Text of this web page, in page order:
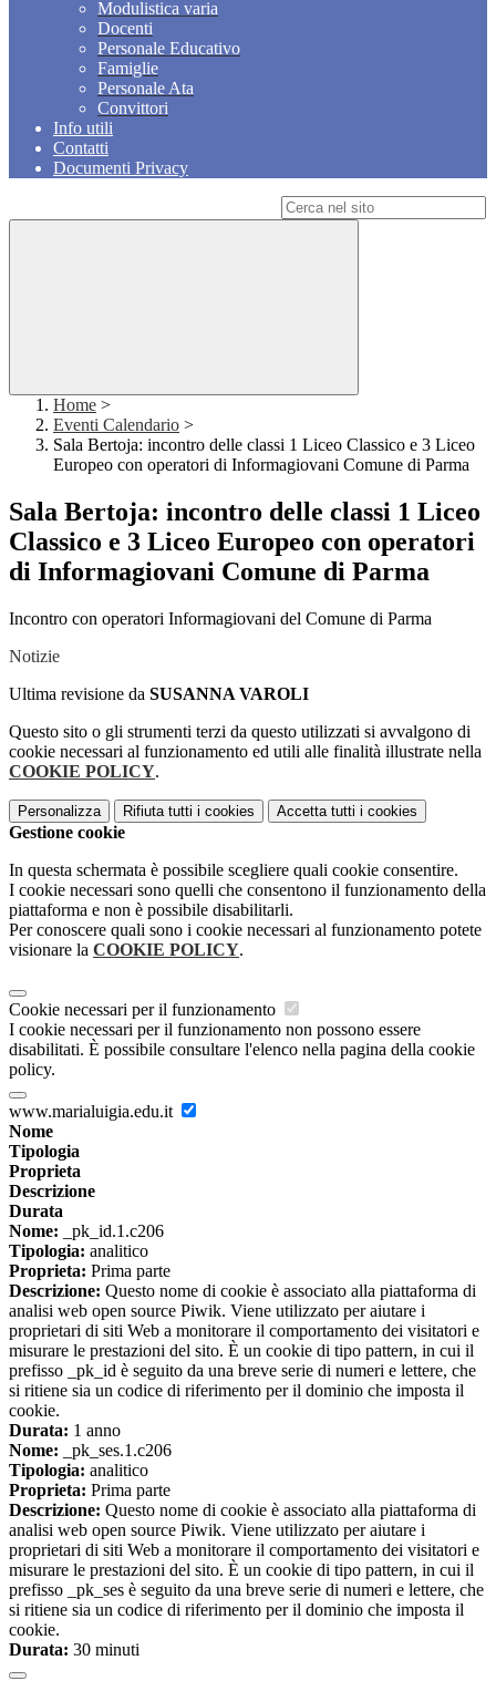
Modulistica varia
Docenti
Personale Educativo
Famiglie
Personale Ata
Convittori
Info utili
Contatti
Documenti Privacy
Home >
Eventi Calendario >
Sala Bertoja: incontro delle classi 1 Liceo Classico e 3 Liceo
Europeo con operatori di Informagiovani Comune di Parma
Sala Bertoja: incontro delle classi 1 Liceo
Classico e 3 Liceo Europeo con operatori
di Informagiovani Comune di Parma
Incontro con operatori Informagiovani del Comune di Parma
Notizie
Ultima revisione da SUSANNA VAROLI
Questo sito o gli strumenti terzi da questo utilizzati si avvalgono di
cookie necessari al funzionamento ed utili alle finalità illustrate nella
COOKIE POLICY.
Personalizza Rifiuta tutti i cookies Accetta tutti i cookies
Gestione cookie
In questa schermata è possibile scegliere quali cookie consentire.
I cookie necessari sono quelli che consentono il funzionamento della
piattaforma e non è possibile disabilitarli.
Per conoscere quali sono i cookie necessari al funzionamento potete
visionare la COOKIE POLICY.
Cookie necessari per il funzionamento
I cookie necessari per il funzionamento non possono essere
disabilitati. È possibile consultare l'elenco nella pagina della cookie
policy.
www.marialuigia.edu.it
Nome
Tipologia
Proprieta
Descrizione
Durata
Nome: _pk_id.1.c206
Tipologia: analitico
Proprieta: Prima parte
Descrizione: Questo nome di cookie è associato alla piattaforma di
analisi web open source Piwik. Viene utilizzato per aiutare i
proprietari di siti Web a monitorare il comportamento dei visitatori e
misurare le prestazioni del sito. È un cookie di tipo pattern, in cui il
prefisso _pk_id è seguito da una breve serie di numeri e lettere, che
si ritiene sia un codice di riferimento per il dominio che imposta il
cookie.
Durata: 1 anno
Nome: _pk_ses.1.c206
Tipologia: analitico
Proprieta: Prima parte
Descrizione: Questo nome di cookie è associato alla piattaforma di
analisi web open source Piwik. Viene utilizzato per aiutare i
proprietari di siti Web a monitorare il comportamento dei visitatori e
misurare le prestazioni del sito. È un cookie di tipo pattern, in cui il
prefisso _pk_ses è seguito da una breve serie di numeri e lettere, che
si ritiene sia un codice di riferimento per il dominio che imposta il
cookie.
Durata: 30 minuti